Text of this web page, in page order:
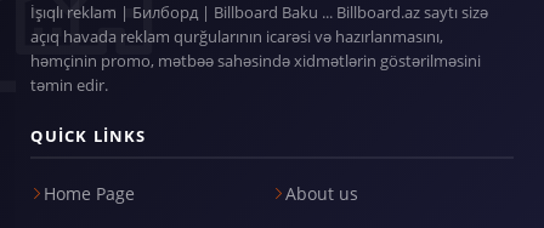
İşıqlı reklam | Билборд | Billboard Baku ... Billboard.az saytı sizə
açıq havada reklam qurğularının icarəsi və hazırlanmasını,
həmçinin promo, mətbəə sahəsində xidmətlərin göstərilməsini
təmin edir.
QUICK LINKS
Home Page About us